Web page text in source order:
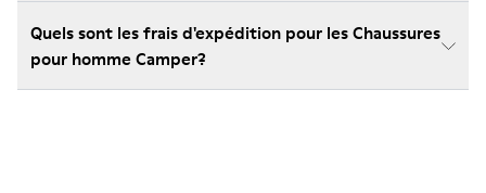
Quels sont les frais d'expédition pour les Chaussures
pour homme Camper?